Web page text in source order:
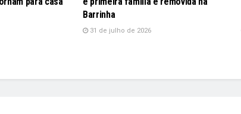
Barrinha
31 de julho de 2026